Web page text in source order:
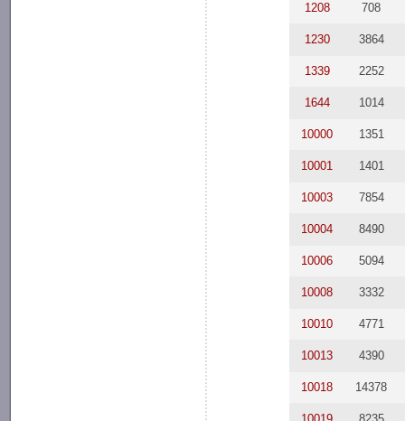
1208 708
1230 3864
1339 2252
1644 1014
10000 1351
10001 1401
10003 7854
10004 8490
10006 5094
10008 3332
10010 4771
10013 4390
10018 14378